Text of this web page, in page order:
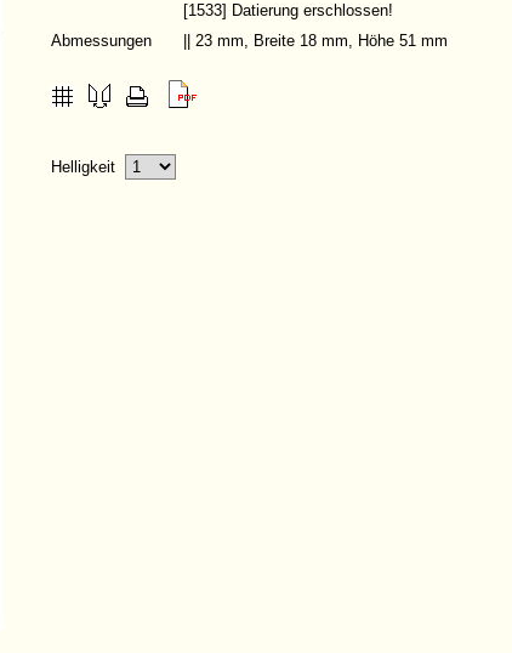
[1533] Datierung erschlossen!
Abmessungen
|| 23 mm, Breite 18 mm, Höhe 51 mm
Helligkeit